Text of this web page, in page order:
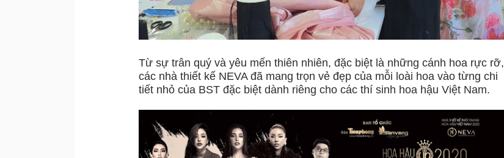
Từ sự trân quý và yêu mến thiên nhiên, đặc biệt là những cánh hoa rực rỡ,
các nhà thiết kế NEVA đã mang trọn vẻ đẹp của mỗi loài hoa vào từng chi
tiết nhỏ của BST đặc biệt dành riêng cho các thí sinh hoa hậu Việt Nam.